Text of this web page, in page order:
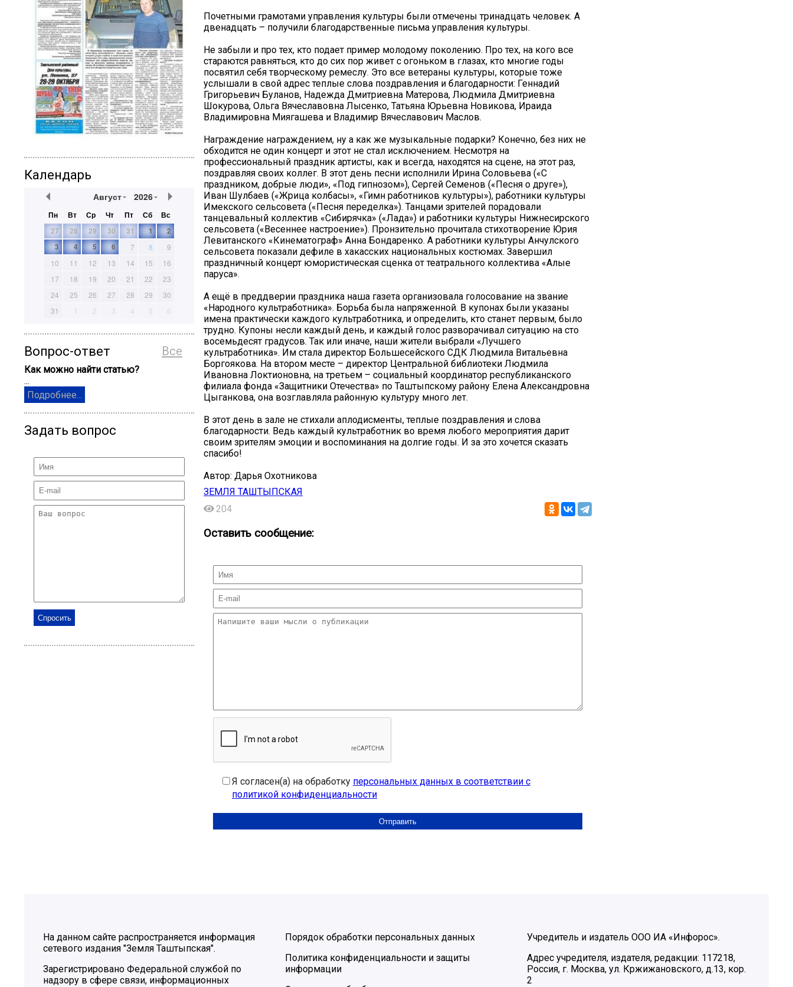
Календарь
Август 2026
Пн Вт Ср Чт Пт Сб
Вс
27
28 29 30 31 1
2
3
4 5 6 7 8
9
10
11 12 13 14 15
16
17
18 19 20 21 22
23
24
25 26 27 28 29
30
31
1 2 3 4 5 6
Все
Вопрос-ответ
Как можно найти статью?
...
Подробнее...
Задать вопрос
Почетными грамотами управления культуры были отмечены тринадцать человек. А
двенадцать – получили благодарственные письма управления культуры.
Не забыли и про тех, кто подает пример молодому поколению. Про тех, на кого все
стараются равняться, кто до сих пор живет с огоньком в глазах, кто многие годы
посвятил себя творческому ремеслу. Это все ветераны культуры, которые тоже
услышали в свой адрес теплые слова поздравления и благодарности: Геннадий
Григорьевич Буланов, Надежда Дмитриевна Матерова, Людмила Дмитриевна
Шокурова, Ольга Вячеславовна Лысенко, Татьяна Юрьевна Новикова, Ираида
Владимировна Миягашева и Владимир Вячеславович Маслов.
Награждение награждением, ну а как же музыкальные подарки? Конечно, без них не
обходится не один концерт и этот не стал исключением. Несмотря на
профессиональный праздник артисты, как и всегда, находятся на сцене, на этот раз,
поздравляя своих коллег. В этот день песни исполнили Ирина Соловьева («С
праздником, добрые люди», «Под гипнозом»), Сергей Семенов («Песня о друге»),
Иван Шулбаев («Жрица колбасы», «Гимн работников культуры»), работники культуры
Имекского сельсовета («Песня переделка»). Танцами зрителей порадовали
танцевальный коллектив «Сибирячка» («Лада») и работники культуры Нижнесирского
сельсовета («Весеннее настроение»). Пронзительно прочитала стихотворение Юрия
Левитанского «Кинематограф» Анна Бондаренко. А работники культуры Анчулского
сельсовета показали дефиле в хакасских национальных костюмах. Завершил
праздничный концерт юмористическая сценка от театрального коллектива «Алые
паруса».
А ещё в преддверии праздника наша газета организовала голосование на звание
«Народного культработника». Борьба была напряженной. В купонах были указаны
имена практически каждого культработника, и определить, кто станет первым, было
трудно. Купоны несли каждый день, и каждый голос разворачивал ситуацию на сто
восемьдесят градусов. Так или иначе, наши жители выбрали «Лучшего
культработника». Им стала директор Большесейского СДК Людмила Витальевна
Боргоякова. На втором месте – директор Центральной библиотеки Людмила
Ивановна Локтионовна, на третьем – социальный координатор республиканского
филиала фонда «Защитники Отечества» по Таштыпскому району Елена Александровна
Цыганкова, она возглавляла районную культуру много лет.
В этот день в зале не стихали аплодисменты, теплые поздравления и слова
благодарности. Ведь каждый культработник во время любого мероприятия дарит
своим зрителям эмоции и воспоминания на долгие годы. И за это хочется сказать
спасибо!
Автор: Дарья Охотникова
ЗЕМЛЯ ТАШТЫПСКАЯ
204
Оставить сообщение:
Я согласен(а) на обработку персональных данных в соответствии с
политикой конфиденциальности
На данном сайте распространяется информация
сетевого издания "Земля Таштыпская".
Зарегистрировано Федеральной службой по
надзору в сфере связи, информационных
Порядок обработки персональных данных
Политика конфиденциальности и защиты
информации
Учредитель и издатель ООО ИА «Инфорос».
Адрес учредителя, издателя, редакции: 117218,
Россия, г. Москва, ул. Кржижановского, д.13, кор.
2